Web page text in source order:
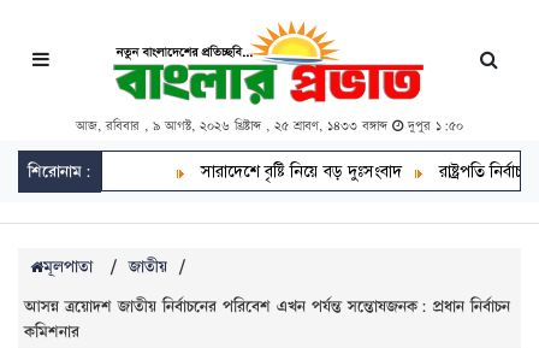
আজ, রবিবার , ৯ আগস্ট, ২০২৬ খ্রিষ্টাব্দ , ২৫ শ্রাবণ, ১৪৩৩ বঙ্গাব্দ দুপুর ১:৫০
শিরোনাম: সারাদেশে বৃষ্টি নিয়ে বড় দুঃসংবাদ রাষ্ট্রপতি নির্বাচনে
মূলপাতা / জাতীয় /
আসন্ন ত্রয়োদশ জাতীয় নির্বাচনের পরিবেশ এখন পর্যন্ত সন্তোষজনক: প্রধান নির্বাচন
কমিশনার